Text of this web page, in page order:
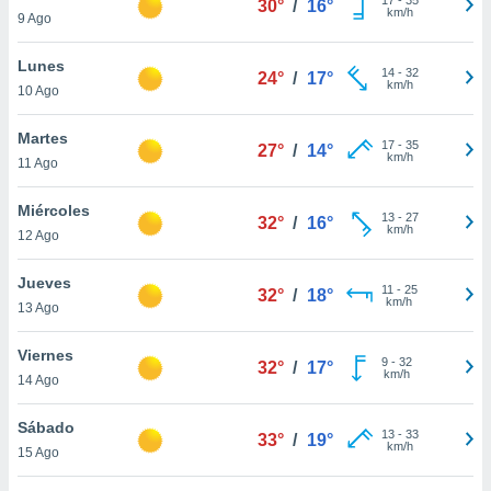
más
nuestra
y
de
disponible
cookies
aceptar
9 Ago
30° / 16°
km/h
Lunes
10 Ago
24° / 17° 14- 32
km/h
Martes
11 Ago
27° / 14° 17- 35
km/h
Miércoles
12 Ago
32° / 16° 13- 27
km/h
Jueves
13 Ago
32° / 18° 11 - 25
km/h
Viernes
14 Ago
32° / 17° 9- 32
km/h
Sábado
15 Ago
33° / 19° 13- 33
km/h